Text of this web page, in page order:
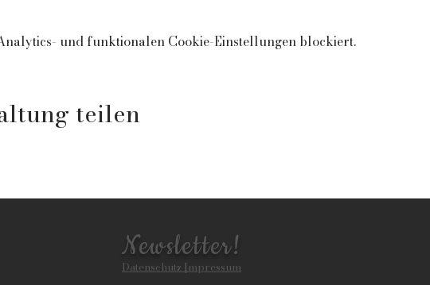
und funktionalen Cookie-Einstellungen blockiert.
teilen
Datenschutz |
Newsletter!
Impressum